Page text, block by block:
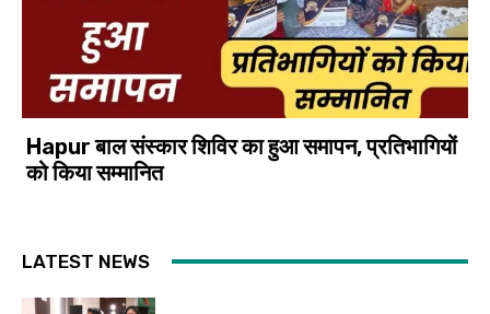
Hapur बाल संस्कार शिविर का हुआ समापन, प्रतिभागियों
को किया सम्मानित
LATEST NEWS